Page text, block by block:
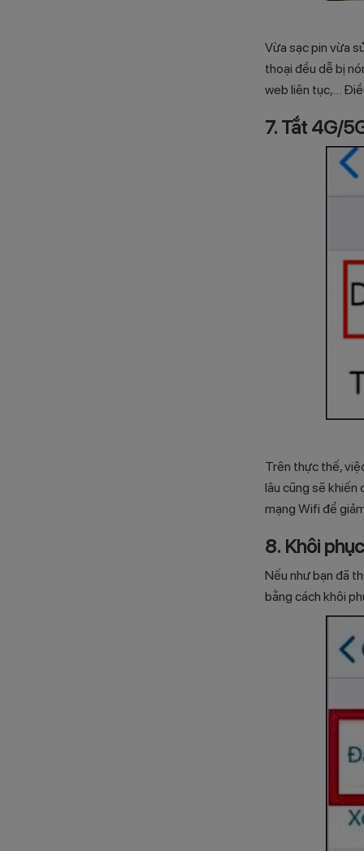
Vừa sạc pin vừa
thoại đều dễ bị
web liên tục,…
7. Tắt 4G/
Trên thực thế,
lâu cũng sẽ khiến
mạng Wifi để
8. Khôi
Nếu như bạn đã
bằng cách khôi